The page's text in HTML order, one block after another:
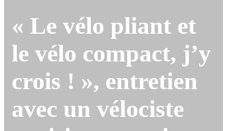
« Le vélo pliant et
le vélo compact, j’y
crois ! », entretien
avec un vélociste